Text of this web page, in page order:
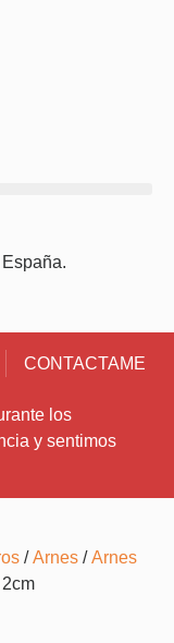
CONTACTAME
los
y sentimos
/Arnes /Arnes